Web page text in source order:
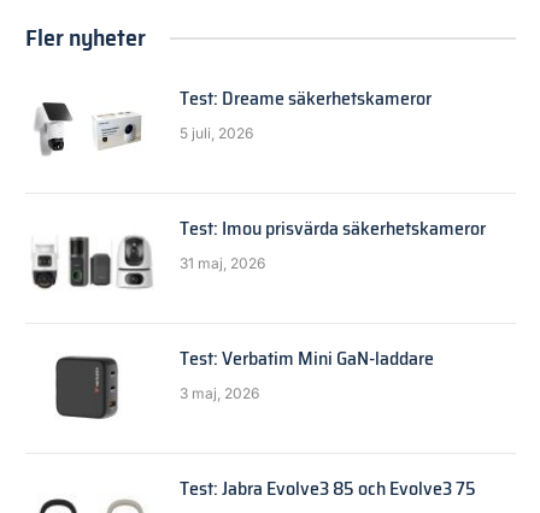
Fler nyheter
Test: Dreame säkerhetskameror
5 juli, 2026
Test: Imou prisvärda säkerhetskameror
31 maj, 2026
Test: Verbatim Mini GaN-laddare
3 maj, 2026
Test: Jabra Evolve3 85 och Evolve3 75